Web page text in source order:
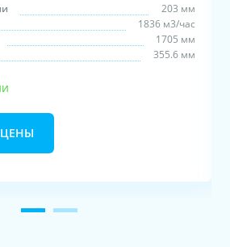
203 мм
1836 м3/час
1705 мм
355.6 мм